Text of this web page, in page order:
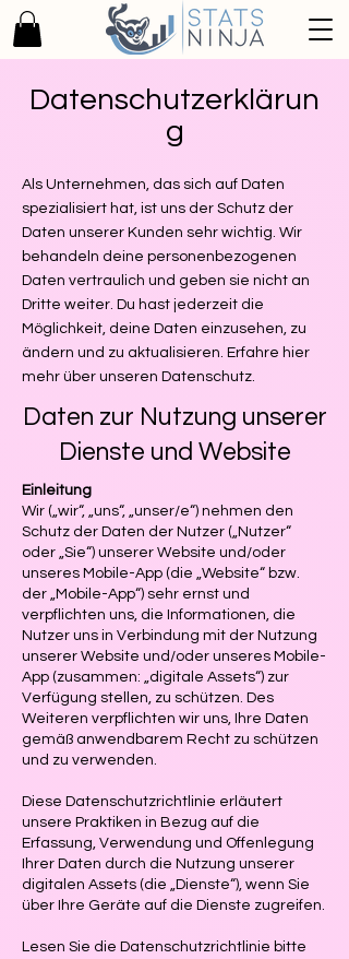
Datenschutzerklärun
g
Als Unternehmen, das sich auf Daten
spezialisiert hat, ist uns der Schutz der
Daten unserer Kunden sehr wichtig. Wir
behandeln deine personenbezogenen
Daten vertraulich und geben sie nicht an
Dritte weiter. Du hast jederzeit die
Möglichkeit, deine Daten einzusehen, zu
ändern und zu aktualisieren. Erfahre hier
mehr über unseren Datenschutz.
Daten zur Nutzung unserer
Dienste und Website
Einleitung
Wir („wir“, „uns“, „unser/e“) nehmen den
Schutz der Daten der Nutzer („Nutzer“
oder „Sie“) unserer Website und/oder
unseres Mobile-App (die „Website“ bzw.
der „Mobile-App“) sehr ernst und
verpflichten uns, die Informationen, die
Nutzer uns in Verbindung mit der Nutzung
unserer Website und/oder unseres Mobile-
App (zusammen: „digitale Assets“) zur
Verfügung stellen, zu schützen. Des
Weiteren verpflichten wir uns, Ihre Daten
gemäß anwendbarem Recht zu schützen
und zu verwenden.
Diese Datenschutzrichtlinie erläutert
unsere Praktiken in Bezug auf die
Erfassung, Verwendung und Offenlegung
Ihrer Daten durch die Nutzung unserer
digitalen Assets (die „Dienste“), wenn Sie
über Ihre Geräte auf die Dienste zugreifen.
Lesen Sie die Datenschutzrichtlinie bitte